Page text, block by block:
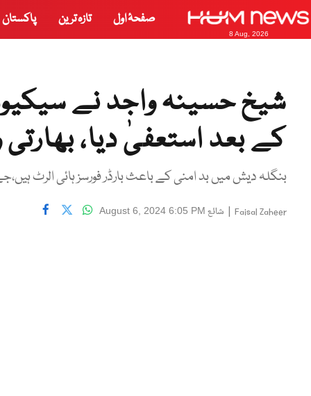
8 Aug, 2026
صفحۂ اول تازہ ترین پاکستان
شیخ حسینہ واجد نے
کے بعد استعفیٰ دیا،
بنگلہ دیش میں بد امنی کے باعث بارڈر فورسز ہائی الرٹ
Faisal Zaheer
| شائع August 6, 2024 6:05 PM